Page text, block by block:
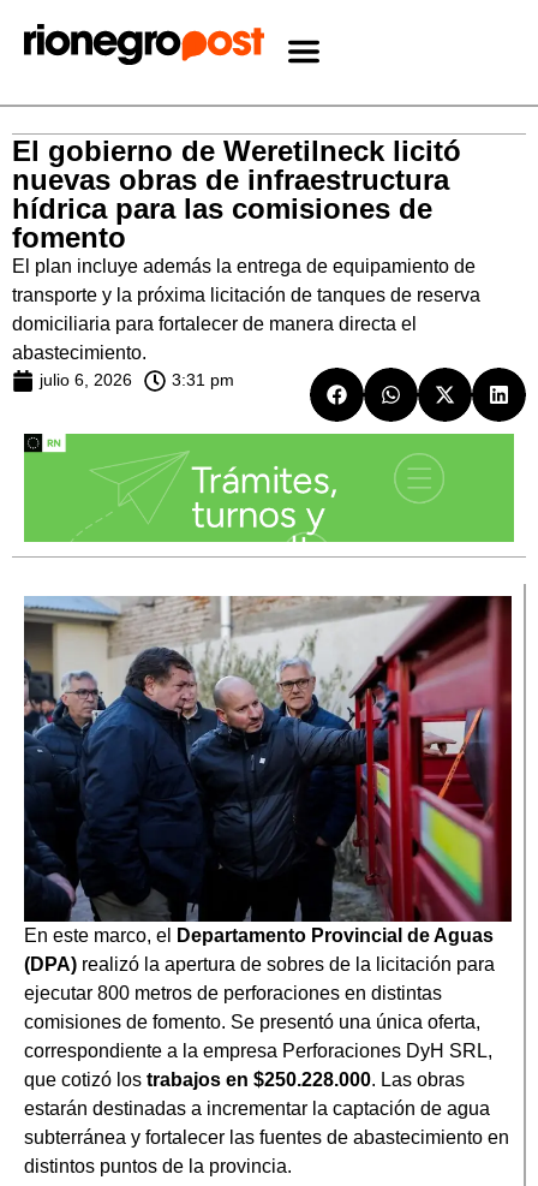
El gobierno de Weretilneck licitó
nuevas obras de infraestructura
hídrica para las comisiones de
fomento
El plan incluye además la entrega de equipamiento de
transporte y la próxima licitación de tanques de reserva
domiciliaria para fortalecer de manera directa el
abastecimiento.
julio 6, 2026 3:31 pm
En este marco, el
Departamento Provincial de Aguas
(DPA) realizó la apertura de sobres de la licitación para
ejecutar 800 metros de perforaciones en distintas
comisiones de fomento. Se presentó una única oferta,
correspondiente a la empresa Perforaciones DyH SRL,
que cotizó los trabajos en $250.228.000. Las obras
estarán destinadas a incrementar la captación de agua
subterránea y fortalecer las fuentes de abastecimiento en
distintos puntos de la provincia.